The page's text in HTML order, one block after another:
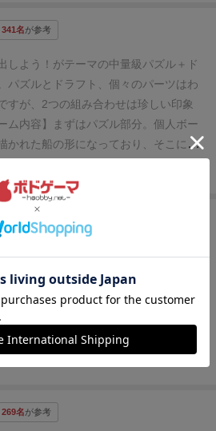
枚だかの目標カードをシャッフルする
いか、比重がカードドラフトに偏って
ば、猫タイルの配置こそメインである
ブ的な要素になってしまってるように
っとカード枚数（や種類）を減らして、
グで適切なカードを引けるような工夫
ンコルディア」の人物カードのよう
す。
を積んで(並べて)いきます。
伸びたり各プレイヤーが提示した共通
成することで得点を得たりすることが
ラフトで獲得したカードと猫を並べた
組み合わせて得点を稼ぎましょう！箱
素材が分厚いのでとても丈夫にできて
カラフルな古代の猫コマもとても可愛
っていますので、気になる方はぜひ遊
い😉⭐️
は、できるだけネズミのスペースを
追加されるルールもあり、それらの達
。
最終的に得点の一番高い人が勝ちま
わせは長年のプレイヤーなら 『テラ
ーズ』のドラフトと、『パッチワー
組み合わせ だと気づくでしょう。名作
きるだけ隙間なく猫とお宝を敷き詰める
ゲーム性が楽しいです。
な人に向いています。またどちらも好
追加されるお題カードで毎回ゲーム性の
ること。
お題カードは強力なので無視
ううち回しが要求される仕組みになっ
カードの持越し制限がなく、そ
調にしている可能性があること。お宝
カードは取り合いが厳しくない限り、
現状把握が大変なこと。
341名が参考
しよう！がテーマの中量級パズル＋ド
パズルとドラフト、個々のパーツはわ
すが、2つの組み合わせは珍しい印象
ム内容】
まずはパズル部分。個人ボー
かれた船の形になっており、そこに猫
れぞれを綺麗に埋め尽くさないと減
たネズミマスが埋められないと減点。
あり、同色猫を3個以上隣接した塊にす
ここまでは非常にベーシックなパズル
イナス目をタイルで潰していくのは
祝祭」で見られますし、綺麗に敷き詰
スになるのは「パッチワーク」あたり
。(いずれも私が大好きなゲームです)
キャッツの一番の特徴は、ここに大量
336名 が参考
ング128位（2024/2/12 執筆時点）の
ル配置ゲーム。BGAでプレイ。
なりの数入っているので、値段も8500
だが、今は若干プレミアがついてい
分の船に乗せて助けていくゲーム（つ
持って帰るｗ）なのだが、自由にタイ
定のカードをドラフトでピックした
入しなければならなかったりと、わり
269名が参考